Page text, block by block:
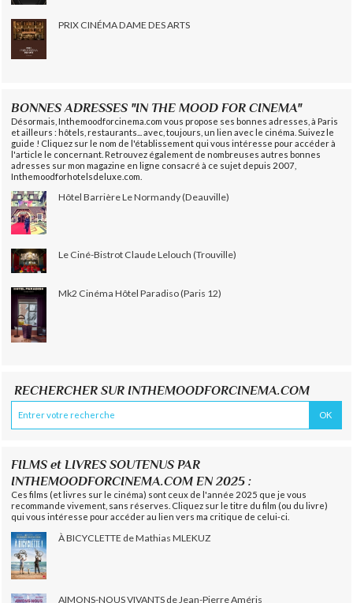
PRIX CINÉMA DAME DES ARTS
BONNES ADRESSES "IN THE MOOD FOR CINEMA"
Désormais, Inthemoodforcinema.com vous propose ses bonnes adresses, à Paris
et ailleurs : hôtels, restaurants... avec, toujours, un lien avec le cinéma. Suivez le
guide ! Cliquez sur le nom de l'établissement qui vous intéresse pour accéder à
l'article le concernant. Retrouvez également de nombreuses autres bonnes
adresses sur mon magazine en ligne consacré à ce sujet depuis 2007,
Inthemoodforhotelsdeluxe.com.
Hôtel Barrière Le Normandy (Deauville)
Le Ciné-Bistrot Claude Lelouch (Trouville)
Mk2 Cinéma Hôtel Paradiso (Paris 12)
RECHERCHER SUR INTHEMOODFORCINEMA.COM
FILMS et LIVRES SOUTENUS PAR
INTHEMOODFORCINEMA.COM EN 2025 :
Ces films (et livres sur le cinéma) sont ceux de l'année 2025 que je vous
recommande vivement, sans réserves. Cliquez sur le titre du film (ou du livre)
qui vous intéresse pour accéder au lien vers ma critique de celui-ci.
À BICYCLETTE de Mathias MLEKUZ
AIMONS-NOUS VIVANTS de Jean-Pierre Améris